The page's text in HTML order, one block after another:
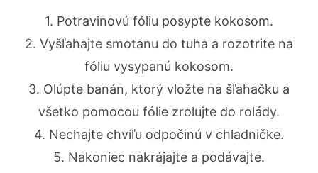
1. Potravinovú fóliu posypte kokosom.
2. Vyšľahajte smotanu do tuha a rozotrite na
fóliu vysypanú kokosom.
3. Olúpte banán, ktorý vložte na šľahačku a
všetko pomocou fólie zrolujte do rolády.
4. Nechajte chvíľu odpočinú v chladničke.
5. Nakoniec nakrájajte a podávajte.